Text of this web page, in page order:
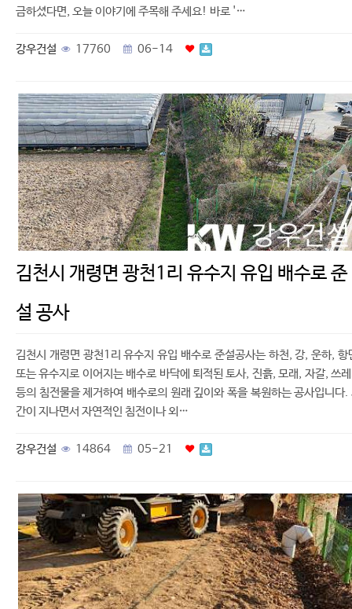
금하셨다면, 오늘 이야기에 주목해 주세요! 바로 '…
강우건설 17760 06-14
김천시 개령면 광천1리 유수지 유입 배수로 준
설 공사
김천시 개령면 광천1리 유수지 유입 배수로 준설공사는 하천, 강, 운하, 항
또는 유수지로 이어지는 배수로 바닥에 퇴적된 토사, 진흙, 모래, 자갈, 쓰
등의 침전물을 제거하여 배수로의 원래 깊이와 폭을 복원하는 공사입니다.
간이 지나면서 자연적인 침전이나 외…
강우건설 14864 05-21